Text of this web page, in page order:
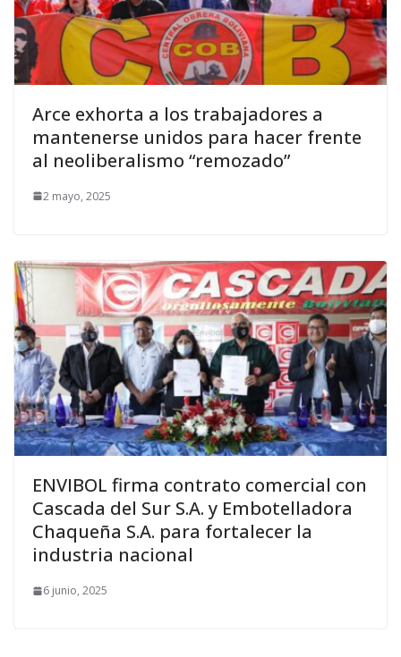
Arce exhorta a los trabajadores a
mantenerse unidos para hacer frente
al neoliberalismo “remozado”
2 mayo, 2025
ENVIBOL firma contrato comercial con
Cascada del Sur S.A. y Embotelladora
Chaqueña S.A. para fortalecer la
industria nacional
6 junio, 2025